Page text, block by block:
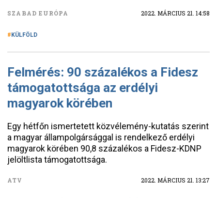
SZABAD EURÓPA 2022. MÁRCIUS 21. 14:58
KÜLFÖLD
Felmérés: 90 százalékos a Fidesz
támogatottsága az erdélyi
magyarok körében
Egy hétfőn ismertetett közvélemény-kutatás szerint
a magyar állampolgársággal is rendelkező erdélyi
magyarok körében 90,8 százalékos a Fidesz-KDNP
jelöltlista támogatottsága.
ATV 2022. MÁRCIUS 21. 13:27